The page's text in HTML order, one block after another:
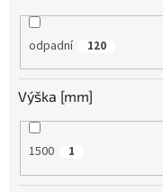
odpadní 120
Výška [mm]
1500 1